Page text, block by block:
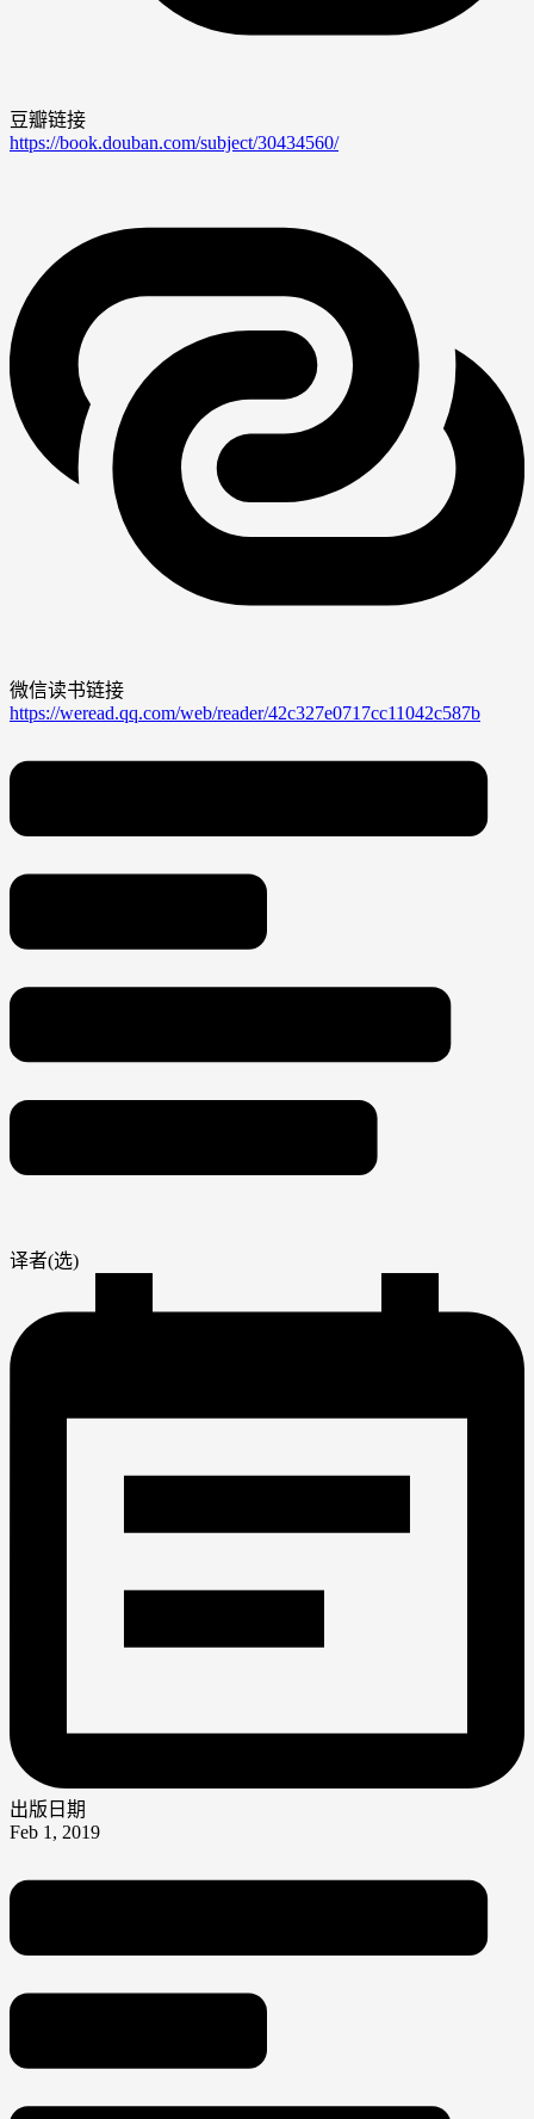
豆瓣链接
https://book.douban.com/subject/30434560/
微信读书链接
https://weread.qq.com/web/reader/42c327e0717cc11042c587b
译者(选)
出版日期
Feb 1, 2019